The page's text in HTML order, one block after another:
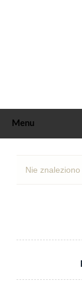
Menu
Nie